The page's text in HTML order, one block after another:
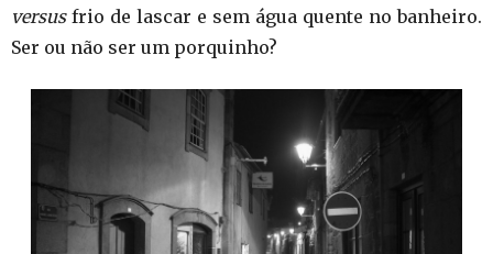
versusfrio de lascar e sem água quente no banheiro.
Ser ou não ser um porquinho?